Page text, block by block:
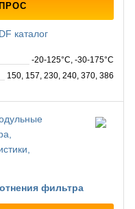
каталог
-20-125°C, -30-175°C
150, 157, 230, 240, 370, 386
фильтра